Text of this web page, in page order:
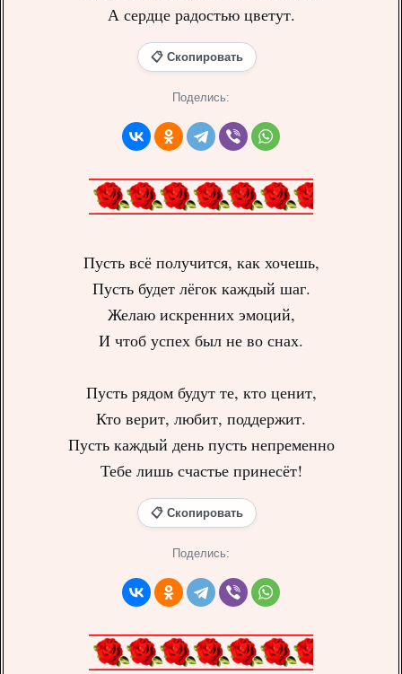
А сердце радостью цветут.
📋 Скопировать
Поделись:
Пусть всё получится, как хочешь,
Пусть будет лёгок каждый шаг.
Желаю искренних эмоций,
И чтоб успех был не во снах.
Пусть рядом будут те, кто ценит,
Кто верит, любит, поддержит.
Пусть каждый день пусть непременно
Тебе лишь счастье принесёт!
📋 Скопировать
Поделись: